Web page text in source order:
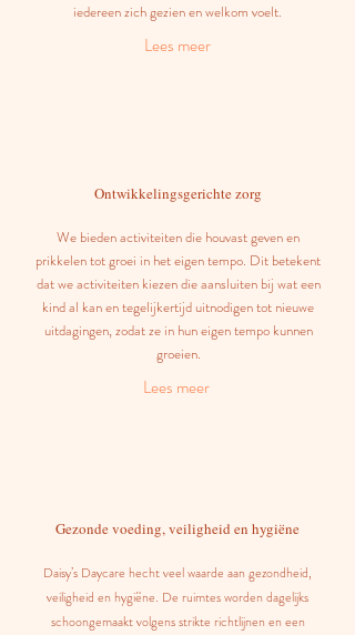
iedereen zich gezien en welkom voelt.
Lees meer
Ontwikkelingsgerichte zorg
We bieden activiteiten die houvast geven en
prikkelen tot groei in het eigen tempo. Dit betekent
dat we activiteiten kiezen die aansluiten bij wat een
kind al kan en tegelijkertijd uitnodigen tot nieuwe
uitdagingen, zodat ze in hun eigen tempo kunnen
groeien.
Lees meer
Gezonde voeding, veiligheid en hygiëne
Daisy’s Daycare hecht veel waarde aan gezondheid,
veiligheid en hygiëne. De ruimtes worden dagelijks
schoongemaakt volgens strikte richtlijnen en een